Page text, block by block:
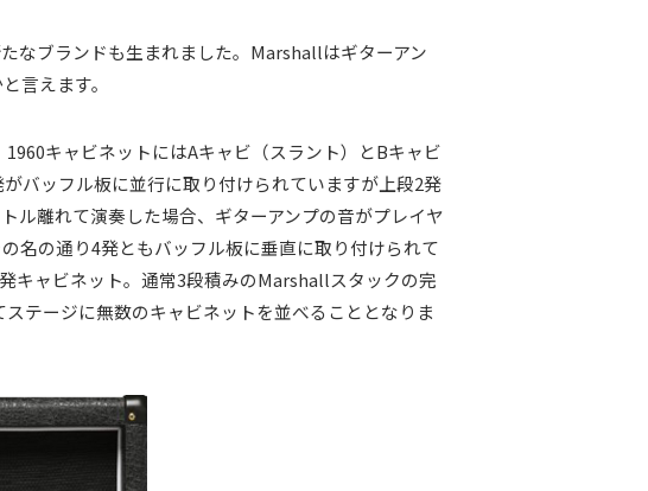
なブランドも生まれました。Marshallはギターアン
言えます。
キャビネットにはAキャビ（スラント）とBキャビ
バッフル板に並行に取り付けられていますが上段2発
ル離れて演奏した場合、ギターアンプの音がプレイヤ
名の通り4発ともバッフル板に垂直に取り付けられて
キャビネット。通常3段積みのMarshallスタックの完
テージに無数のキャビネットを並べることとなりま